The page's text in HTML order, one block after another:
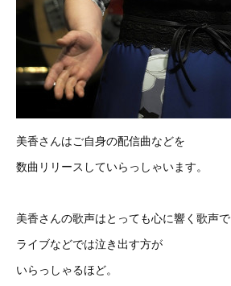
美香さんはご自身の配信曲などを
数曲リリースしていらっしゃいます。
美香さんの歌声はとっても心に響く歌声で
ライブなどでは泣き出す方が
いらっしゃるほど。